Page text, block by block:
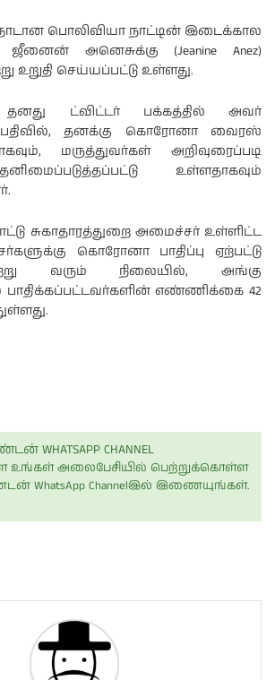
பொலிவியா நாட்டின் இடைக்கால
அனெசுக்கு (Jeanine Anez)
செய்யப்பட்டு உள்ளது.
தனது ட்விட்டர் பக்கத்தில் அவர்
பதிவில், தனக்கு கொரோனா வைரஸ்
மருத்துவர்கள் அறிவுரைப்படி
உள்ளதாகவும்
சுகாதாரத்துறை அமைச்சர் உள்ளிட்ட
கொரோனா பாதிப்பு ஏற்பட்டு
வரும் நிலையில், அங்கு
எண்ணிக்கை 42
CHANNEL
உங்கள் அலைபேசியில் பெற்றுக்கொள்ள
Channelஇல் இணையுங்கள்.